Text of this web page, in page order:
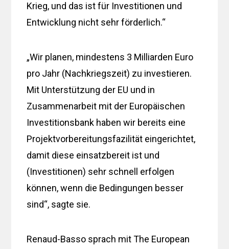
Krieg, und das ist für Investitionen und
Entwicklung nicht sehr förderlich.“
„Wir planen, mindestens 3 Milliarden Euro
pro Jahr (Nachkriegszeit) zu investieren.
Mit Unterstützung der EU und in
Zusammenarbeit mit der Europäischen
Investitionsbank haben wir bereits eine
Projektvorbereitungsfazilität eingerichtet,
damit diese einsatzbereit ist und
(Investitionen) sehr schnell erfolgen
können, wenn die Bedingungen besser
sind“, sagte sie.
Renaud-Basso sprach mit The European